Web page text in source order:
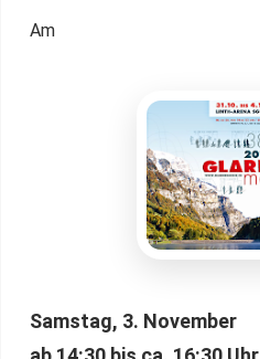
Am
Samstag, 3. November